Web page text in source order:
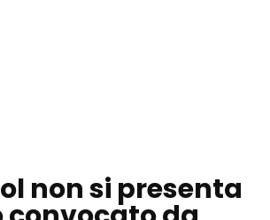
non si presenta